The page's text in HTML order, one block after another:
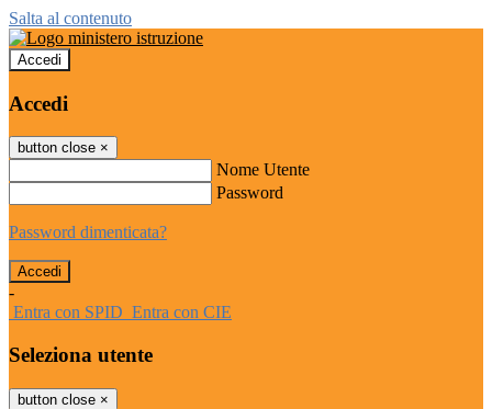
Salta al contenuto
Accedi
Accedi
button close ×
Nome Utente
Password
Password dimenticata?
-
Entra con SPID Entra con CIE
Seleziona utente
button close ×